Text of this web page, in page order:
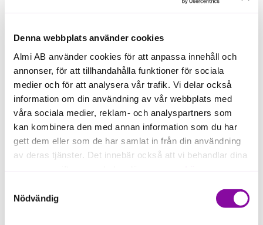
Denna webbplats använder cookies
Almi AB använder cookies för att anpassa innehåll och
annonser, för att tillhandahålla funktioner för sociala
medier och för att analysera vår trafik. Vi delar också
information om din användning av vår webbplats med
våra sociala medier, reklam- och analyspartners som
kan kombinera den med annan information som du har
gett dem eller som de har samlat in från din användning
av deras tjänster. Det innebär också att vi behandlar dina
Om du klickar på avvisa kommer användning av kakor
eller delning av information enligt ovan, inte att ske,
Nödvändig
sanela.cehic@almi.se